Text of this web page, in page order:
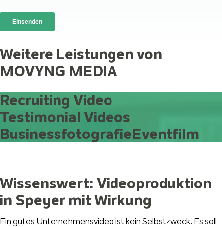
Weitere Leistungen von
MOVYNG MEDIA
Recruiting Video
Testimonial Videos
BusinessfotografieEventfilm
Wissenswert: Videoproduktion
in Speyer mit Wirkung
Ein gutes Unternehmensvideo ist kein Selbstzweck. Es soll